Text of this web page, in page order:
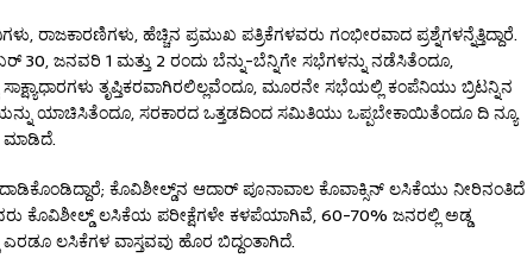
ರಾಜಕಾರಣಿಗಳು, ಹೆಚ್ಚಿನ ಪ್ರಮುಖ ಪತ್ರಿಕೆಗಳವರು ಗಂಭೀರವಾದ ಪ್ರಶ್ನೆಗಳನ್ನೆತ್ತಿದ್ದಾರೆ.
ಜನವರಿ 1 ಮತ್ತು 2 ರಂದು ಬೆನ್ನು-ಬೆನ್ನಿಗೇ ಸಭೆಗಳನ್ನು ನಡೆಸಿತೆಂದೂ,
ತೃಪ್ತಿಕರವಾಗಿರಲಿಲ್ಲವೆಂದೂ, ಮೂರನೇ ಸಭೆಯಲ್ಲಿ ಕಂಪೆನಿಯು ಬ್ರಿಟನ್ನಿನ
ಯಾಚಿಸಿತೆಂದೂ, ಸರಕಾರದ ಒತ್ತಡದಿಂದ ಸಮಿತಿಯು ಒಪ್ಪಬೇಕಾಯಿತೆಂದೂ ದಿ ನ್ಯೂ
ಕೊವಿಶೀಲ್ಡ್‌ನ ಆದಾರ್ ಪೂನಾವಾಲ ಕೊವಾಕ್ಸಿನ್ ಲಸಿಕೆಯು ನೀರಿನಂತಿದೆ
ಕೊವಿಶೀಲ್ಡ್ ಲಸಿಕೆಯ ಪರೀಕ್ಷೆಗಳೇ ಕಳಪೆಯಾಗಿವೆ, 60-70% ಜನರಲ್ಲಿ ಅಡ್ಡ
ಲಸಿಕೆಗಳ ವಾಸ್ತವವು ಹೊರ ಬಿದ್ದಂತಾಗಿದೆ.